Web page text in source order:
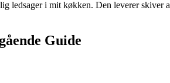
ledsager i mit køkken. Den leverer
Guide